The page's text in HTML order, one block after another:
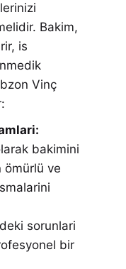
Bakim,
is
Vinç
bakimini
ömürlü ve
sorunlari
bir